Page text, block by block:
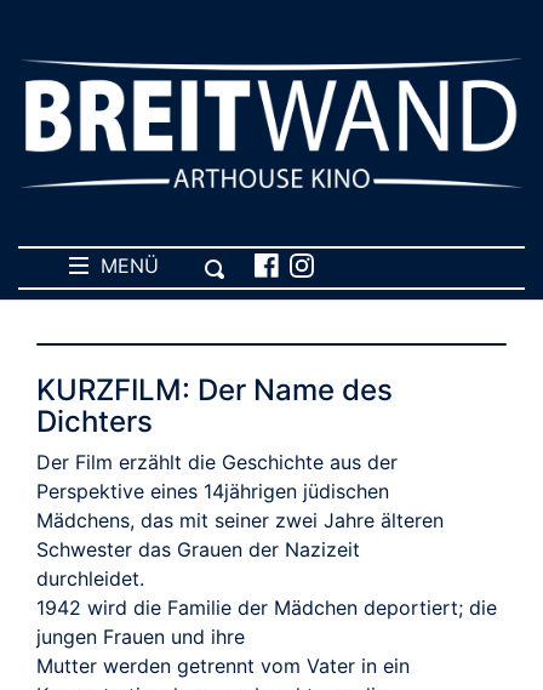
MENÜ
KURZFILM: Der Name des
Dichters
Der Film erzählt die Geschichte aus der
Perspektive eines 14jährigen jüdischen
Mädchens, das mit seiner zwei Jahre älteren
Schwester das Grauen der Nazizeit
durchleidet.
1942 wird die Familie der Mädchen deportiert; die
jungen Frauen und ihre
Mutter werden getrennt vom Vater in ein